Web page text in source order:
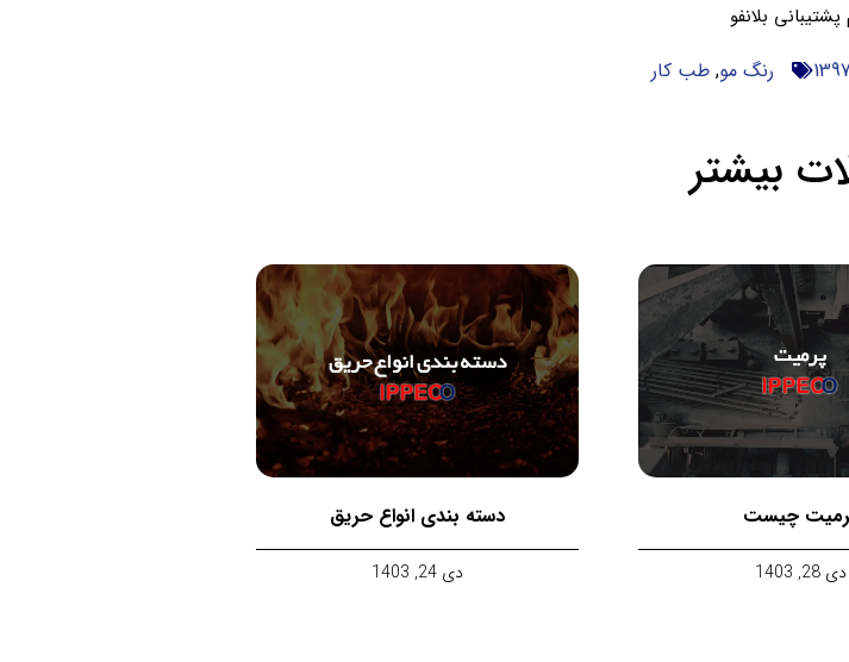
پشتیبانی بلانفو
رنگ مو,طب کار
بیشتر
چیست
دی 28, 1403
دسته بندی انواع حریق
دی 24, 1403